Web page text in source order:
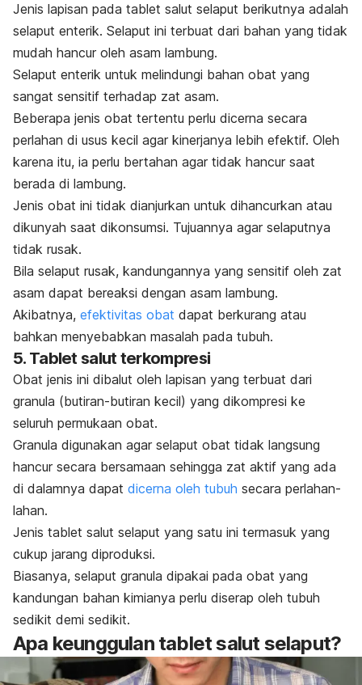
Jenis lapisan pada tablet salut selaput berikutnya adalah
selaput enterik. Selaput ini terbuat dari bahan yang tidak
mudah hancur oleh asam lambung.
Selaput enterik untuk melindungi bahan obat yang
sangat sensitif terhadap zat asam.
Beberapa jenis obat tertentu perlu dicerna secara
perlahan di usus kecil agar kinerjanya lebih efektif. Oleh
karena itu, ia perlu bertahan agar tidak hancur saat
berada di lambung.
Jenis obat ini tidak dianjurkan untuk dihancurkan atau
dikunyah saat dikonsumsi. Tujuannya agar selaputnya
tidak rusak.
Bila selaput rusak, kandungannya yang sensitif oleh zat
asam dapat bereaksi dengan asam lambung.
Akibatnya, efektivitas obat dapat berkurang atau
bahkan menyebabkan masalah pada tubuh.
5. Tablet salut terkompresi
Obat jenis ini dibalut oleh lapisan yang terbuat dari
granula (butiran-butiran kecil) yang dikompresi ke
seluruh permukaan obat.
Granula digunakan agar selaput obat tidak langsung
hancur secara bersamaan sehingga zat aktif yang ada
di dalamnya dapat dicerna oleh tubuh secara perlahan-
lahan.
Jenis tablet salut selaput yang satu ini termasuk yang
cukup jarang diproduksi.
Biasanya, selaput granula dipakai pada obat yang
kandungan bahan kimianya perlu diserap oleh tubuh
sedikit demi sedikit.
Apa keunggulan tablet salut selaput?